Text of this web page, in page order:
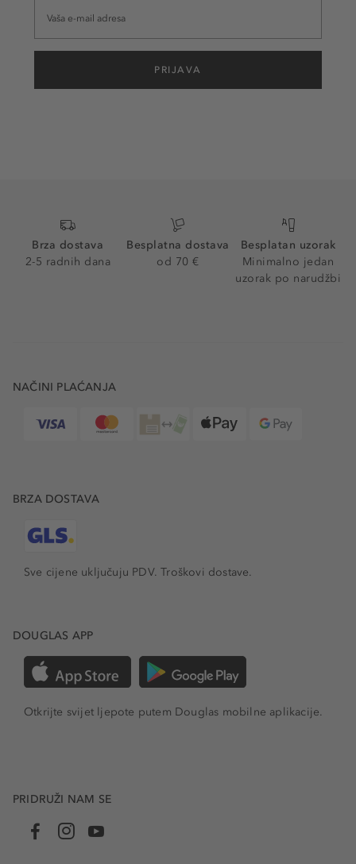
PRIJAVA
Brza dostava
2-5 radnih dana
Besplatna dostava
od 70 €
Besplatan uzorak
Minimalno jedan
uzorak po narudžbi
NAČINI PLAĆANJA
BRZA DOSTAVA
Sve cijene uključuju PDV.Troškovi dostave.
DOUGLAS APP
Otkrijte svijet ljepote putem Douglas mobilne aplikacije.
PRIDRUŽI NAM SE